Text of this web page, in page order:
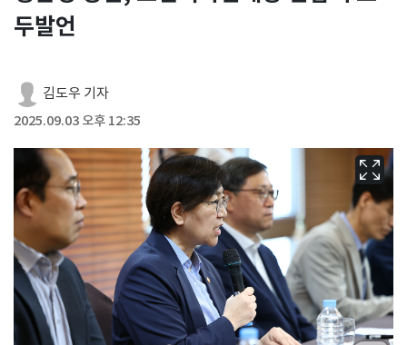
두발언
김도우 기자
2025.09.03 오후 12:35